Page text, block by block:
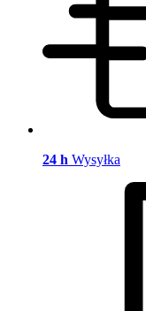
24 h Wysyłka